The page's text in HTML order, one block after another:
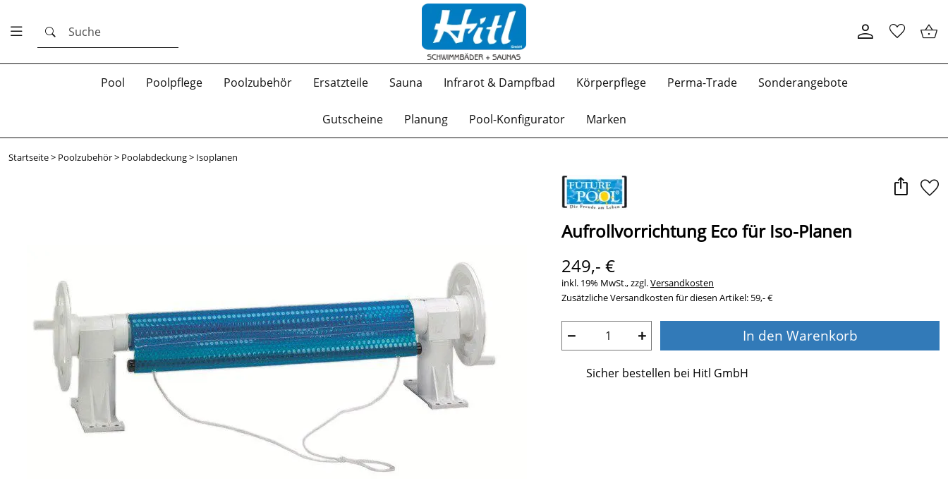
Suche
Pool Poolpflege Poolzubehör Ersatzteile Sauna Infrarot & Dampfbad Körperpflege Perma-Trade Sonderangebote
Gutscheine Planung Pool-Konfigurator Marken
Startseite> Poolzubehör> Poolabdeckung> Isoplanen
Aufrollvorrichtung Eco für Iso-Planen
249,- €
inkl. 19% MwSt., zzgl.Versandkosten
Zusätzliche Versandkosten für diesen Artikel: 59,- €
− + In den Warenkorb
Sicher bestellen bei Hitl GmbH